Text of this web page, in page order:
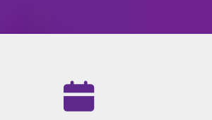
Resultados da nossa agência de